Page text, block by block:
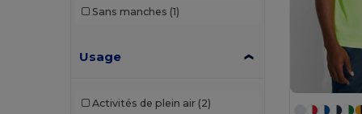
Sans manches (1)
Usage
Activités de plein air (2)